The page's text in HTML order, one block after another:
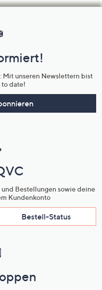
Mit unseren Newslettern bist
to date!
Bestellungen sowie deine
Kundenkonto
Bestell-Status